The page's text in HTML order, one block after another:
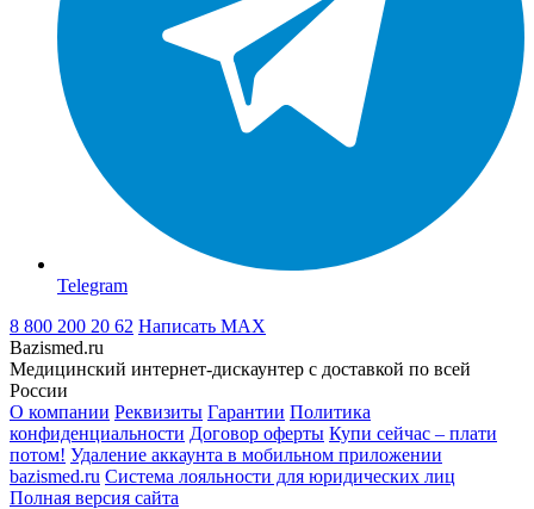
Telegram
8 800 200 20 62 Написать MAX
Bazismed.ru
Медицинский интернет-дискаунтер с доставкой по всей
России
О компании Реквизиты Гарантии Политика
конфиденциальности Договор оферты Купи сейчас – плати
потом! Удаление аккаунта в мобильном приложении
bazismed.ru Система лояльности для юридических лиц
Полная версия сайта